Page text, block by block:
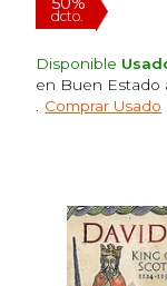
50%
dcto.
Disponible
en Buen Estado
Comprar Usado